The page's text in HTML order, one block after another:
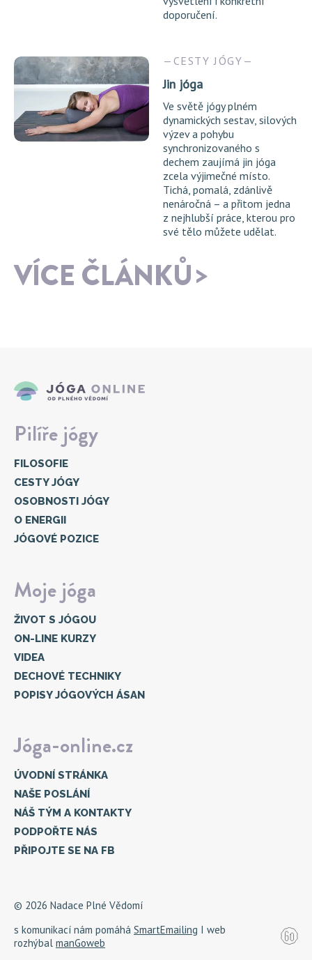
doporučení.
CESTY JÓGY
Jin jóga
Ve světě jógy plném
dynamických sestav, silových
výzev a pohybu
synchronizovaného s
dechem zaujímá jin jóga
zcela výjimečné místo.
Tichá, pomalá, zdánlivě
nenáročná – a přitom jedna
z nejhlubší práce, kterou pro
své tělo můžete udělat.
VÍCE ČLÁNKŮ
Pilíře jógy
FILOSOFIE
CESTY JÓGY
OSOBNOSTI JÓGY
O ENERGII
JÓGOVÉ POZICE
Moje jóga
ŽIVOT S JÓGOU
ON-LINE KURZY
VIDEA
DECHOVÉ TECHNIKY
POPISY JÓGOVÝCH ÁSAN
Jóga-online.cz
ÚVODNÍ STRÁNKA
NAŠE POSLÁNÍ
NÁŠ TÝM A KONTAKTY
PODPOŘTE NÁS
PŘIPOJTE SE NA FB
© 2026 Nadace Plné Vědomí
s komunikací nám pomáhá SmartEmailing I web
rozhýbal manGoweb